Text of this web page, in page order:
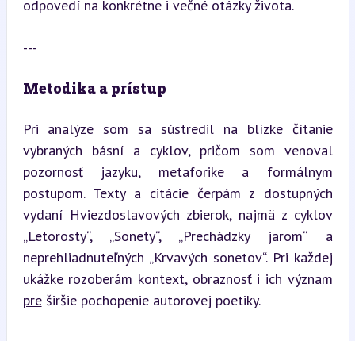
odpovedí na konkrétne i večné otázky života.
---
Metodika a prístup
Pri analýze som sa sústredil na blízke čítanie
vybraných básní a cyklov, pričom som venoval
pozornosť jazyku, metaforike a formálnym
postupom. Texty a citácie čerpám z dostupných
vydaní Hviezdoslavových zbierok, najmä z cyklov
„Letorosty“, „Sonety“, „Prechádzky jarom“ a
neprehliadnuteľných „Krvavých sonetov“. Pri každej
ukážke rozoberám kontext, obraznosť i ich význam
pre širšie pochopenie autorovej poetiky.